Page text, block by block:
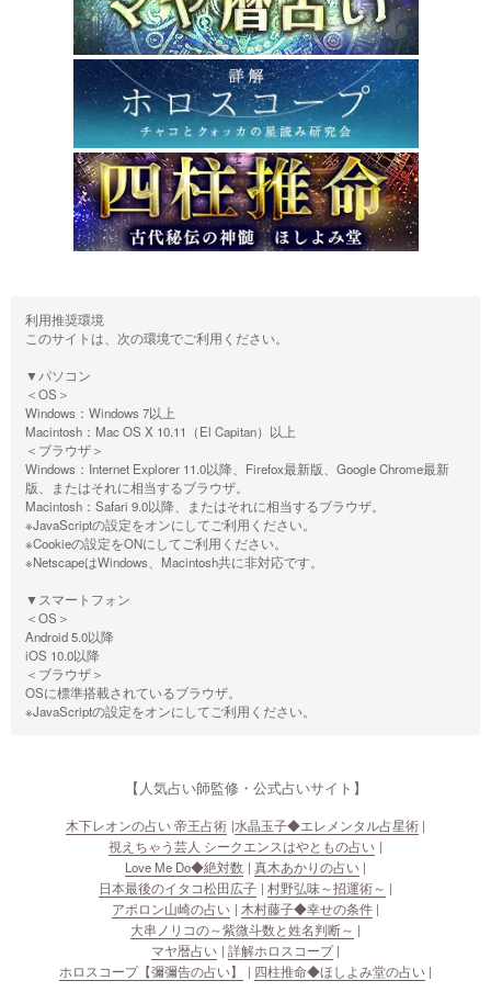
利用推奨環境
このサイトは、次の環境でご利用ください。
▼パソコン
＜OS＞
Windows：Windows 7以上
Macintosh：Mac OS X 10.11（El Capitan）以上
＜ブラウザ＞
Windows：Internet Explorer 11.0以降、Firefox最新版、Google Chrome最新
版、またはそれに相当するブラウザ。
Macintosh：Safari 9.0以降、またはそれに相当するブラウザ。
※JavaScriptの設定をオンにしてご利用ください。
※Cookieの設定をONにしてご利用ください。
※NetscapeはWindows、Macintosh共に非対応です。
▼スマートフォン
＜OS＞
Android 5.0以降
iOS 10.0以降
＜ブラウザ＞
OSに標準搭載されているブラウザ。
※JavaScriptの設定をオンにしてご利用ください。
【人気占い師監修・公式占いサイト】
木下レオンの占い 帝王占術 水晶玉子◆エレメンタル占星術
視えちゃう芸人 シークエンスはやともの占い
Love Me Do◆絶対数
真木あかりの占い
日本最後のイタコ松田広子
村野弘味～招運術～
アポロン山崎の占い
木村藤子◆幸せの条件
大串ノリコの～紫微斗数と姓名判断～
マヤ暦占い
詳解ホロスコープ
ホロスコープ【彌彌告の占い】
四柱推命◆ほしよみ堂の占い